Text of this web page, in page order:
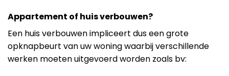
Appartement of huis verbouwen?
Een huis verbouwen impliceert dus een grote
opknapbeurt van uw woning waarbij verschillende
werken moeten uitgevoerd worden zoals bv: